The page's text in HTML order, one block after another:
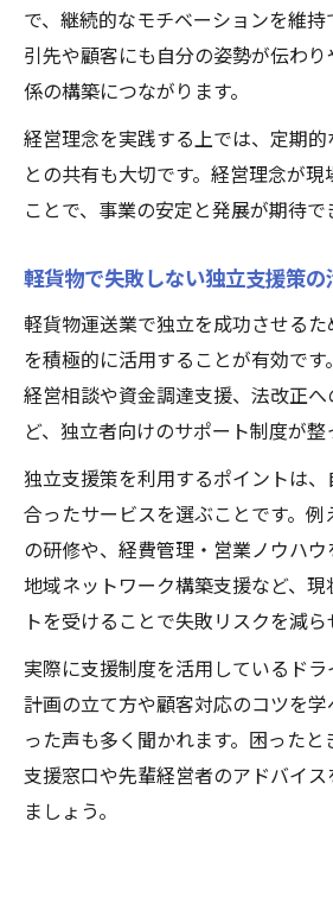
で、継続的なモチベーションを維
引先や顧客にも自分の姿勢が伝わ
係の構築につながります。
経営理念を実践する上では、定期
との共有も大切です。経営理念が
ことで、事業の安定と発展が期待で
軽貨物で失敗しない独立支援策の
軽貨物運送業で独立を成功させる
を積極的に活用することが有効です
経営相談や資金調達支援、法改正
ど、独立者向けのサポート制度が整
独立支援策を利用するポイントは
合ったサービスを選ぶことです。
の研修や、経費管理・営業ノウハウ
地域ネットワーク構築支援など、
トを受けることで失敗リスクを減ら
実際に支援制度を活用しているド
計画の立て方や顧客対応のコツを
った声も多く聞かれます。困ったと
支援窓口や先輩経営者のアドバイ
ましょう。